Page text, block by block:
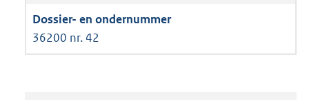
36200 nr. 42